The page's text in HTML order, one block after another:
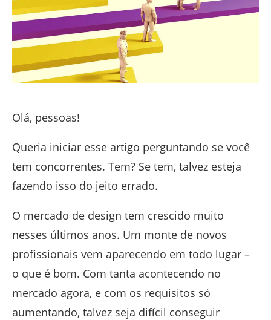
Olá, pessoas!
Queria iniciar esse artigo perguntando se você
tem concorrentes. Tem? Se tem, talvez esteja
fazendo isso do jeito errado.
O mercado de design tem crescido muito
nesses últimos anos. Um monte de novos
profissionais vem aparecendo em todo lugar –
o que é bom. Com tanta acontecendo no
mercado agora, e com os requisitos só
aumentando, talvez seja difícil conseguir